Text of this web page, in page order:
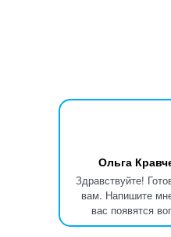
Ольга
Здравствуйте!
вам. Напишите
вас появятся